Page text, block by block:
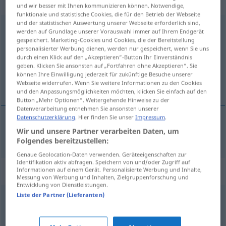
massenhaftadv
Übersicht aller Übersetzungen
(Für mehr Details die Übersetzung anklicken/antippen)
massvis, i massor
massvis, i massor massenhaft
Synonyme für "massenhaft"
und wir besser mit Ihnen kommunizieren können. Notwendige,
funktionale und statistische Cookies, die für den Betrieb der Webseite
und der statistischen Auswertung unserer Webseite erforderlich sind,
werden auf Grundlage unserer Vorauswahl immer auf Ihrem Endgerät
gespeichert. Marketing-Cookies und Cookies, die der Bereitstellung
personalisierter Werbung dienen, werden nur gespeichert, wenn Sie uns
durch einen Klick auf den „Akzeptieren“-Button Ihr Einverständnis
geben. Klicken Sie ansonsten auf „Fortfahren ohne Akzeptieren“. Sie
können Ihre Einwilligung jederzeit für zukünftige Besuche unserer
Webseite widerrufen. Wenn Sie weitere Informationen zu den Cookies
und den Anpassungsmöglichkeiten möchten, klicken Sie einfach auf den
Button „Mehr Optionen“. Weitergehende Hinweise zu der
Datenverarbeitung entnehmen Sie ansonsten unserer
Datenschutzerklärung. Hier finden Sie unserImpressum.
Wir und unsere Partner verarbeiten Daten, um
Folgendes bereitzustellen:
Genaue Geolocation-Daten verwenden. Geräteeigenschaften zur
Identifikation aktiv abfragen. Speichern von und/oder Zugriff auf
Informationen auf einem Gerät. Personalisierte Werbung und Inhalte,
Messung von Werbung und Inhalten, Zielgruppenforschung und
Entwicklung von Dienstleistungen.
Liste der Partner (Lieferanten)